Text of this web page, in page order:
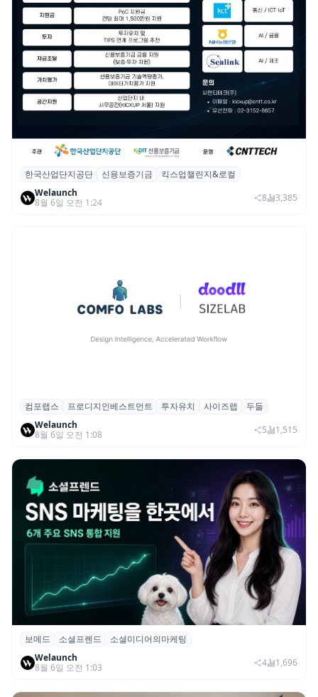
산단공·신보, 2026 ‘킥스업 챌린지&로컬’ 참
여 스타트업 모집
한국산업단지공단 신용보증기금
킥스업챌린지&로컬
Welaunch
8월 6일 오전 1:24
8 3,385
컴포랩스, 프로디지인베스트먼트로부터 시
드 투자 유치
컴포랩스 프로디지인베스트먼트 투자유치 사이즈랩
두들
Welaunch
8월 6일 오전 1:08
5 1,515
보메드 ‘소셜프렌드’, 유튜브·인스타 등 6개
SNS 마케팅 통합 지원
보메드 소셜프렌드
소셜미디어의마케팅
Welaunch
8월 6일 오전 1:03
4 1,696